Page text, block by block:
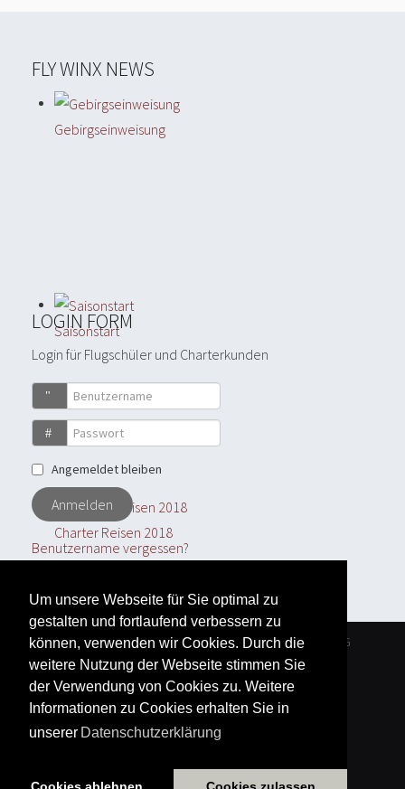
Um unsere Webseite für Sie optimal zu
gestalten und fortlaufend verbessern zu
können, verwenden wir Cookies. Durch die
weitere Nutzung der Webseite stimmen Sie
der Verwendung von Cookies zu. Weitere
Informationen zu Cookies erhalten Sie in
unserer Datenschutzerklärung
FLY WINX NEWS
Gebirgseinweisung
Saisonstart
Charter Reisen 2018
Gyro & UL Verkauf
LOGIN FORM
Login für Flugschüler und Charterkunden
Benutzername
Passwort
Angemeldet bleiben
Anmelden
Benutzername vergessen?
KONTAKTE DATENSCHUTZERKLÄRUNG
IMPRESSUM
© 2026 Flywinx GmbH